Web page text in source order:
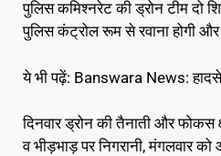
पुलिस कमिश्नरेट की ड्रोन टीम दो
पुलिस कंट्रोल रूम से रवाना होगी
ये भी पढ़ें: Banswara News:
दिनवार ड्रोन की तैनाती और फोकस
व भीड़भाड़ पर निगरानी, मंगलवार को